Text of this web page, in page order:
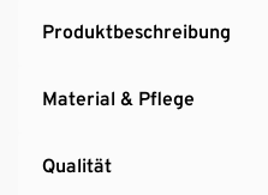
Produktbeschreibung
Material & Pflege
Qualität